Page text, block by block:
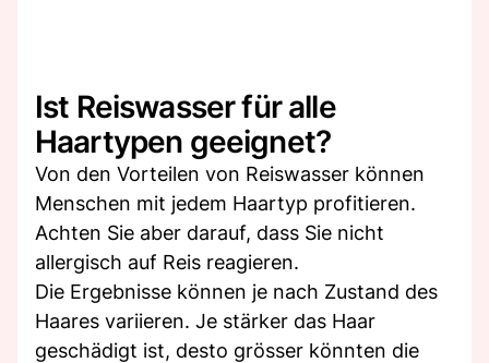
Ist Reiswasser für alle
Haartypen geeignet?
Von den Vorteilen von Reiswasser können
Menschen mit jedem Haartyp profitieren.
Achten Sie aber darauf, dass Sie nicht
allergisch auf Reis reagieren.
Die Ergebnisse können je nach Zustand des
Haares variieren. Je stärker das Haar
geschädigt ist, desto grösser könnten die